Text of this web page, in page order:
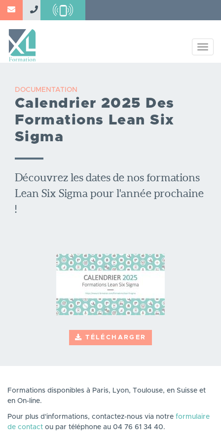
Aller
principal
DOCUMENTATION
Calendrier 2025 Des
Formations Lean Six
Sigma
Découvrez les dates de nos formations
Lean Six Sigma pour l'année prochaine
!
TÉLÉCHARGER
Formations disponibles à Paris, Lyon, Toulouse, en Suisse et
en On-line.
Pour plus d'informations, contactez-nous via notre formulaire
de contact ou par téléphone au 04 76 61 34 40.